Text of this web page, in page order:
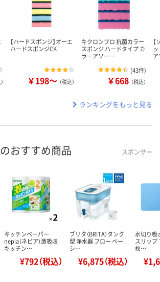
【ハードスポンジ】オーエ
ハードスポンジCK
￥198～ （税込）
キクロンプロ 抗菌カラー
スポンジ ハードタイプ カ
ラーアソー…
(43件)
￥668 （税込）
ランキングをもっと見る
おすすめ商品 スポンサー
キッチンペーパー
nepia（ネピア）激吸収
キッチン…
¥792（税込）
ブリタ（BRITA）タンク
型 浄水器 フロー ベー
シ…
¥6,875（税込）
水切り吸
スリップ
枚…